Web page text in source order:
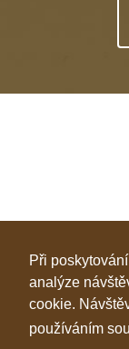
Při
analýze
cookie.
používáním